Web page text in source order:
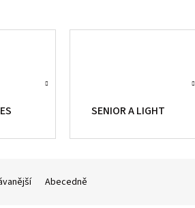
SENIOR A LIGHT
Abecedně